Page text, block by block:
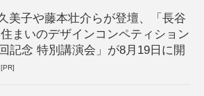
美子や藤本壮介らが登壇、「長谷
まいのデザインコンペティション
記念 特別講演会」が8月19日に開
[PR]